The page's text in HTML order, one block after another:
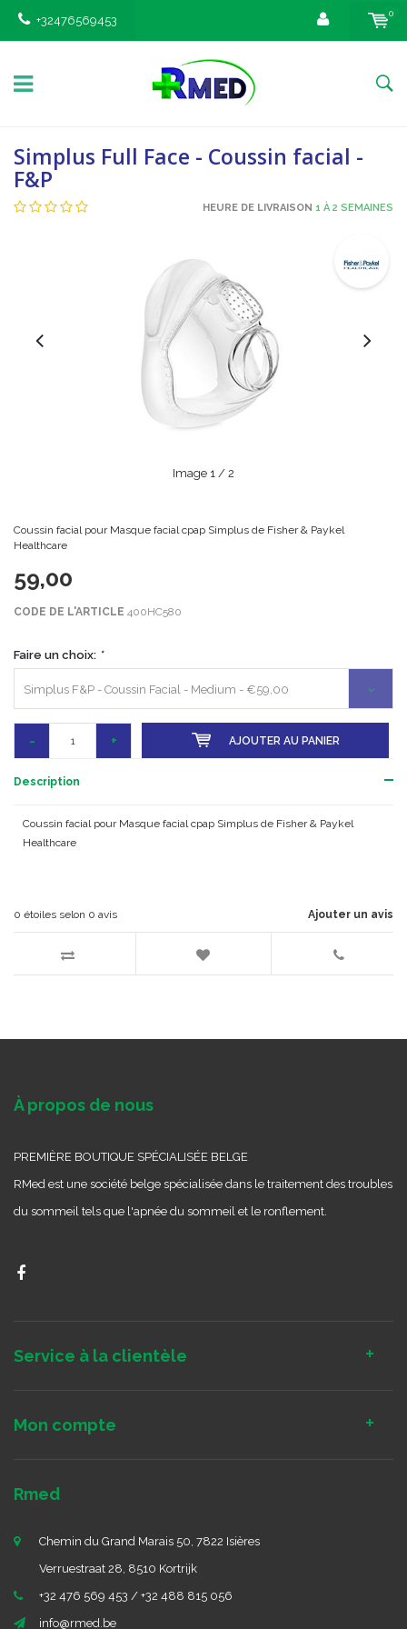
+32476569453
0
Simplus Full Face - Coussin facial -
F&P
HEURE DE LIVRAISON 1 À 2 SEMAINES
Image 1 / 2
Coussin facial pour Masque facial cpap Simplus de Fisher & Paykel
Healthcare
59,00
CODE DE L'ARTICLE 400HC580
Faire un choix: *
Simplus F&P - Coussin Facial - Medium - €59,00
- + AJOUTER AU PANIER
Description
Coussin facial pour Masque facial cpap Simplus de Fisher & Paykel
Healthcare
Ajouter un avis
0 étoiles selon 0 avis
À propos de nous
PREMIÈRE BOUTIQUE SPÉCIALISÉE BELGE
RMed est une société belge spécialisée dans le traitement des troubles
du sommeil tels que l'apnée du sommeil et le ronflement.
Service à la clientèle
Mon compte
Rmed
Chemin du Grand Marais 50, 7822 Isières
Verruestraat 28, 8510 Kortrijk
+32 476 569 453 / +32 488 815 056
info@rmed.be